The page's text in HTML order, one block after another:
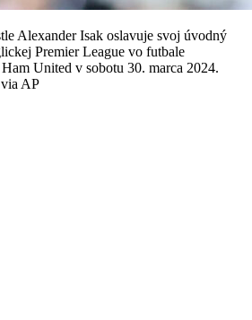
Alexander Isak oslavuje svoj úvodný
Premier League vo futbale
United v sobotu 30. marca 2024.
AP